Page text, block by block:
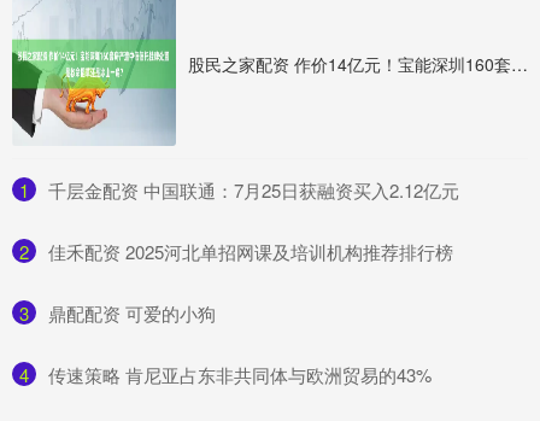
股民之家配资 作价14亿元！宝能深圳160套房产遭中信信托挂牌处置 是救命稻草还是冰山一角？
1 ​千层金配资 中国联通：7月25日获融资买入2.12亿元
2 ​佳禾配资 2025河北单招网课及培训机构推荐排行榜
3 ​鼎配配资 可爱的小狗
4 ​传速策略 肯尼亚占东非共同体与欧洲贸易的43%